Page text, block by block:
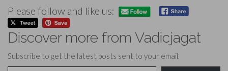
Please follow and like us:
Discover more from Vadicjagat
Subscribe to get the latest posts sent to your email.
Type your email…